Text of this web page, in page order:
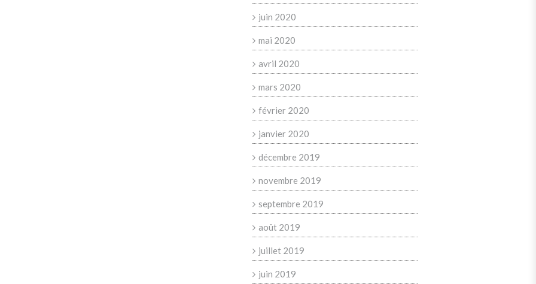
juin 2020
mai 2020
avril 2020
mars 2020
février 2020
janvier 2020
décembre 2019
novembre 2019
septembre 2019
août 2019
juillet 2019
juin 2019